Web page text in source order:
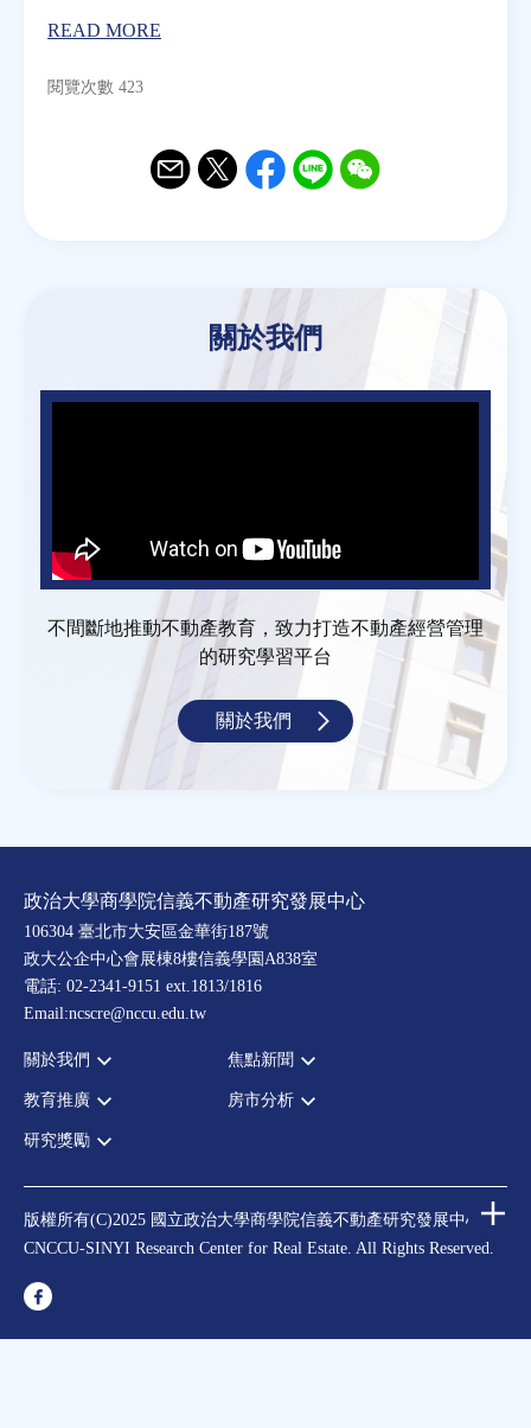
READ MORE
閱覽次數 423
關於我們
不間斷地推動不動產教育，致力打造不動產經營管理
的研究學習平台
關於我們
政治大學商學院信義不動產研究發展中心
106304 臺北市大安區金華街187號
政大公企中心會展棟8樓信義學園A838室
電話: 02-2341-9151 ext.1813/1816
Email:ncscre@nccu.edu.tw
關於我們
宗旨願景
設置辦法
指導委員
中心成員
聯絡我們
焦點新聞
全部新聞
法律新訊
教育推廣
全部活動
理財規劃講座
不動產學程支援
房市分析
研究獎勵
住宅學會論文獎支援
都市計劃學會論文獎支援
版權所有(C)2025 國立政治大學商學院信義不動產研究發展中心
CNCCU-SINYI Research Center for Real Estate. All Rights Reserved.